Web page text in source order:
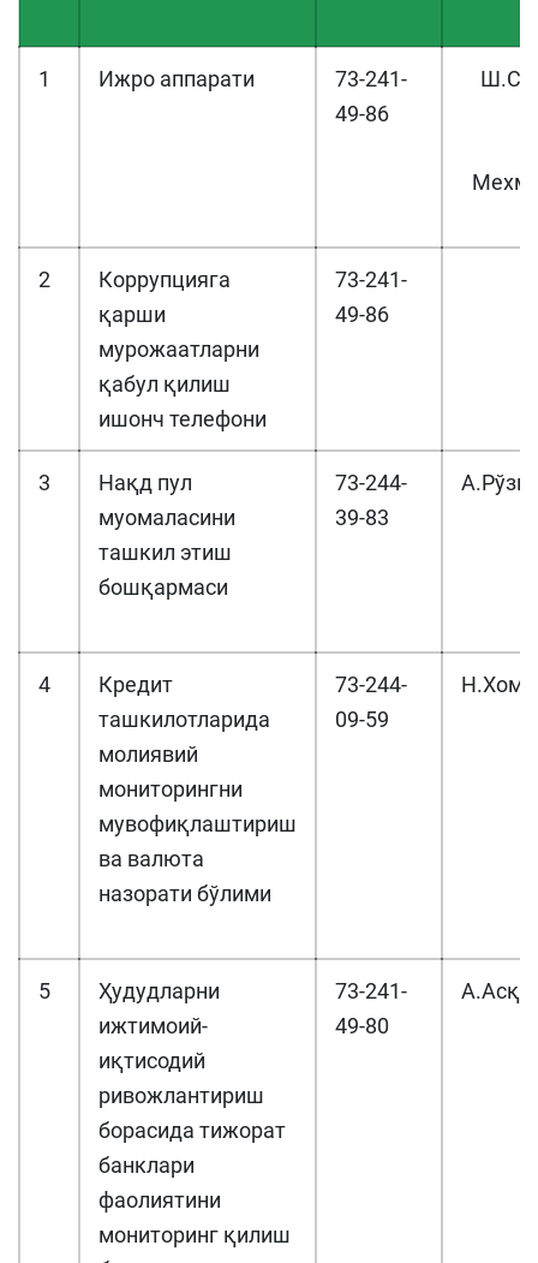
1 Ижро аппарати
73-241-
49-86
2
Коррупцияга
қарши
мурожаатларни
қабул қилиш
ишонч телефони
73-241-
49-86
3
Нақд пул
муомаласини
ташкил этиш
бошқармаси
73-244-
39-83
4
Кредит
ташкилотларида
молиявий
мониторингни
мувофиқлаштириш
ва валюта
назорати бўлими
73-244-
09-59
5
Ҳудудларни
ижтимоий-
иқтисодий
ривожлантириш
борасида тижорат
банклари
фаолиятини
мониторинг қилиш
73-241-
49-80